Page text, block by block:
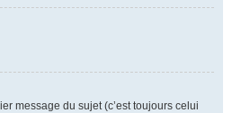
message du sujet (c’est toujours celui